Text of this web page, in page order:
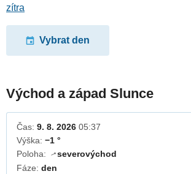
zítra
Vybrat den
Východ a západ Slunce
Čas: 9. 8. 2026 05:37
Výška: −1 °
Poloha:
↓severovýchod
Fáze: den